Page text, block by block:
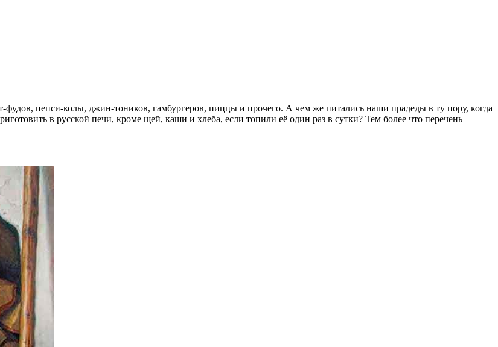
пепси-колы, джин-тоников, гамбургеров, пиццы и прочего. А чем же питались наши прадеды в ту пору, когда
в русской печи, кроме щей, каши и хлеба, если топили её один раз в сутки? Тем более что перечень